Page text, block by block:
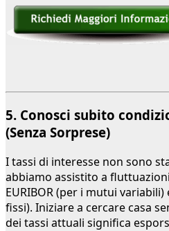
5. Conosci subito
(Senza Sorprese)
I tassi di interesse non sono
abbiamo assistito a
EURIBOR (per i mutui variabili)
fissi). Iniziare a cercare casa
dei tassi attuali significa